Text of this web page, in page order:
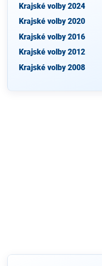
Krajské volby 2024
Krajské volby 2020
Krajské volby 2016
Krajské volby 2012
Krajské volby 2008